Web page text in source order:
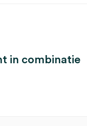
in combinatie